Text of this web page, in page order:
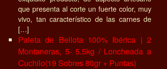
que presenta al corte un fuerte color, muy
vivo, tan característico de las carnes de
[…]
Paleta de Bellota 100% Ibérica | 2
Montaneras, 5- 5.5kg / Loncheada a
Cuchilo(19 Sobres 80gr + Puntas)